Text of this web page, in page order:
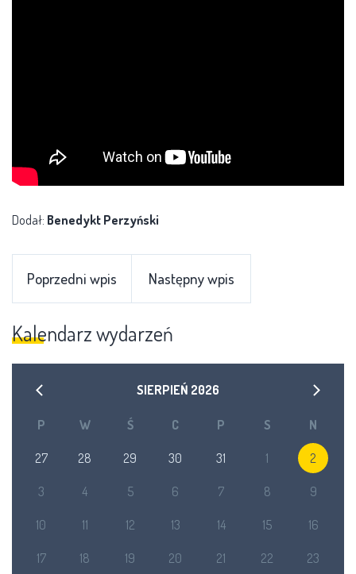
Dodał: Benedykt Perzyński
Poprzedni wpis Następny wpis
Kalendarz wydarzeń
SIERPIEŃ 2026
P W Ś C P S N
27 28 29 30 31 1 2
3 4 5 6 7 8 9
10 11 12 13 14 15 16
17 18 19 20 21 22 23